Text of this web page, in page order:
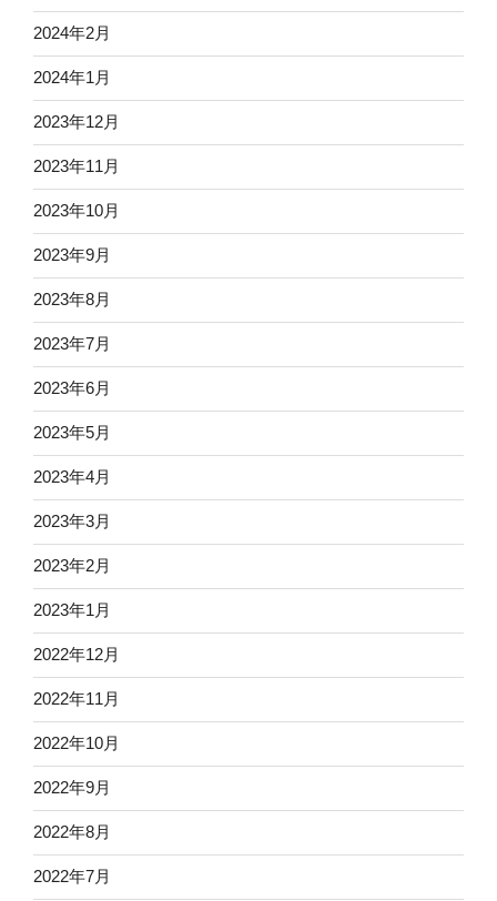
2024年2月
2024年1月
2023年12月
2023年11月
2023年10月
2023年9月
2023年8月
2023年7月
2023年6月
2023年5月
2023年4月
2023年3月
2023年2月
2023年1月
2022年12月
2022年11月
2022年10月
2022年9月
2022年8月
2022年7月